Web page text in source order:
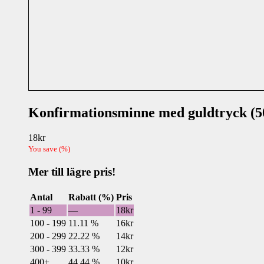
Konfirmationsminne med guldtryck
18kr
You save (%)
Mer till lägre pris!
Antal Rabatt (%) Pris
1 - 99
— 18kr
100 - 199 11.11 % 16kr
200 - 299 22.22 % 14kr
300 - 399 33.33 % 12kr